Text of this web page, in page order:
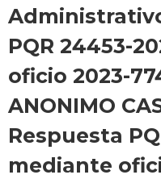
PQR 24453-
oficio 2023-
ANONIMO
Respuesta
mediante